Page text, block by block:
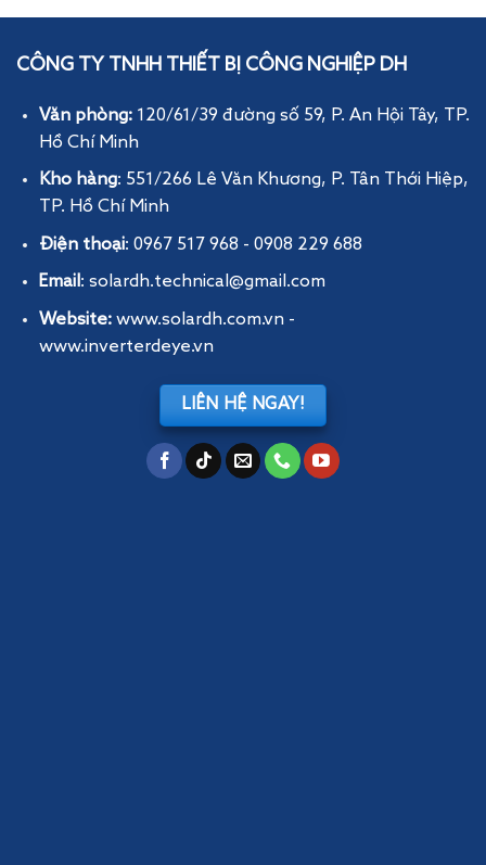
Tấm Pin Mặt Trời Jinko 630W 2 Mặt Kính | JKM630N-78HL4-BDV
CÔNG TY TNHH THIẾT BỊ CÔNG NGHIỆP DH
Văn phòng: 120/61/39 đường số 59, P. An Hội Tây, TP.
Hồ Chí Minh
Kho hàng: 551/266 Lê Văn Khương, P. Tân Thới Hiệp,
TP. Hồ Chí Minh
Điện thoại: 0967 517 968 - 0908 229 688
Email: solardh.technical@gmail.com
Website: www.solardh.com.vn-
www.inverterdeye.vn
LIÊN HỆ NGAY!